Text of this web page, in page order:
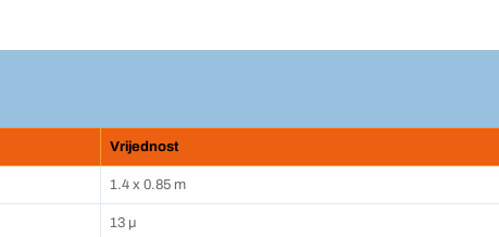
Vrijednost
1.4 x 0.85 m
13 µ